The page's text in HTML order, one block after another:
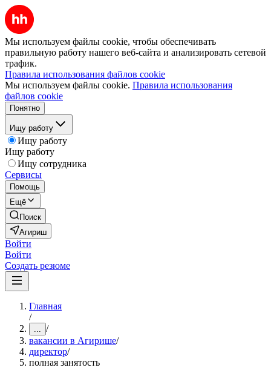
Мы используем файлы cookie, чтобы обеспечивать
правильную работу нашего веб-сайта и анализировать сетевой
трафик.
Правила использования файлов cookie
Мы используем файлы cookie. Правила использования
файлов cookie
Понятно
Ищу работу
Ищу работу
Ищу работу
Ищу сотрудника
Сервисы
Помощь
Ещё
Поиск
Агириш
Войти
Войти
Создать резюме
Главная
/
... /
вакансии в Агирише/
директор/
полная занятость